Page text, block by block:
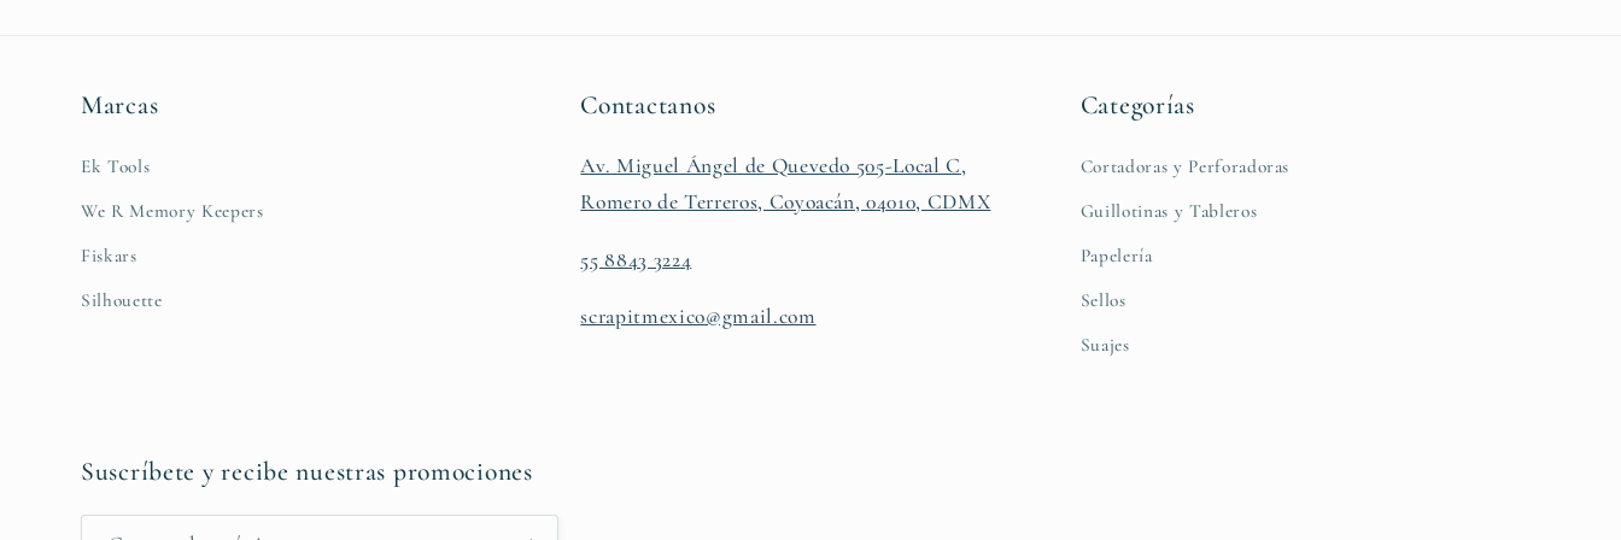
Marcas
Ek Tools
We R Memory Keepers
Fiskars
Silhouette
Contactanos
Av. Miguel Ángel de Quevedo 505-Local C,
Romero de Terreros, Coyoacán, 04010, CDMX
55 8843 3224
scrapitmexico@gmail.com
Categorías
Cortadoras y Perforadoras
Guillotinas y Tableros
Papelería
Sellos
Suajes
Suscríbete y recibe nuestras promociones